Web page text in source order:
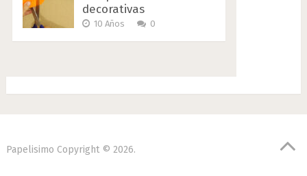
decorativas
10 Años 0
Papelisimo Copyright © 2026.